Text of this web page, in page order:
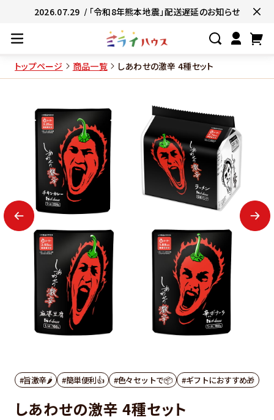
2026.07.29 / 「令和8年熊本地震」配送遅延のお知らせ
#ネコポス対象商品🚚
#簡単便利👍
#お子様と一緒に
#たっぷり満腹😋
#ギフトにおすす
トップページ 商品一覧 しあわせの激辛 4種セット
#旨激辛🌶 #簡単便利👍 #色々セットで📦 #ギフトにおすすめ🎁
しあわせの激辛 4種セット